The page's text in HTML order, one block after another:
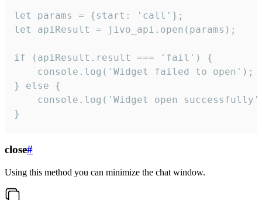
let params = {start: 'call'};
let apiResult = jivo_api.open(params);
if (apiResult.result === 'fail') {
    console.log('Widget failed to open');
} else {
console.log('Widget open
}
close#
Using this method you can minimize the chat window.